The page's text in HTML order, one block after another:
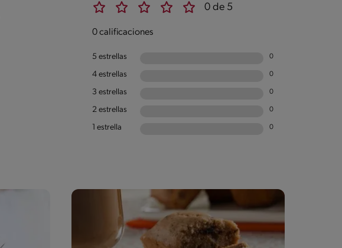
0 de 5
0 calificaciones
5 estrellas 0
4 estrellas 0
3 estrellas 0
2 estrellas 0
1 estrella 0